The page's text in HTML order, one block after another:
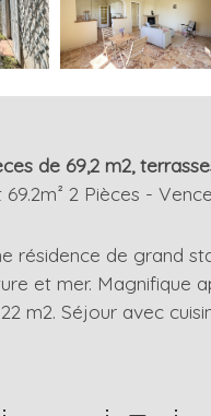
de 69,2 m2,
2 Pièces - Vence
résidence de grand
et mer. Magnifique
m2. Séjour avec